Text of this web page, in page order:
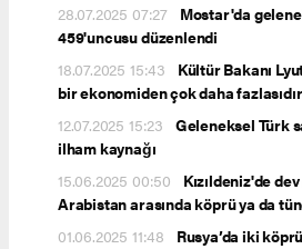
28.07.2025 07:27
Mostar'da
459'uncusu düzenlendi
18.07.2025 15:43
Kültür Bakanı
bir ekonomiden çok daha
12.07.2025 15:23 Geleneksel Türk
ilham kaynağı
15.06.2025 00:50
Kızıldeniz'de
Arabistan arasında köprü ya da
01.06.2025 11:48
Rusya’da iki